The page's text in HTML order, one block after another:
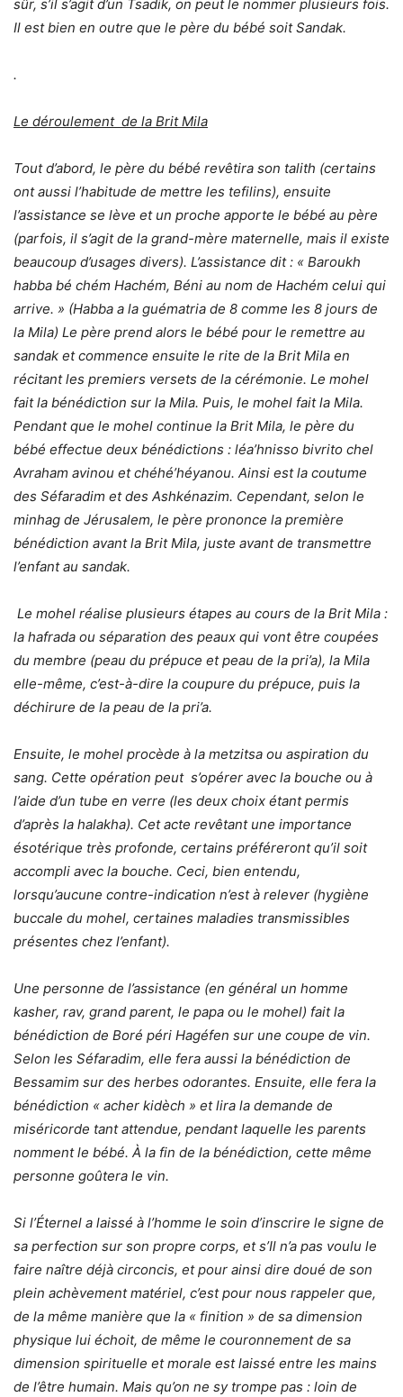
sûr, s’il s’agit d’un Tsadik, on peut le nommer plusieurs fois.
Il est bien en outre que le père du bébé soit Sandak.
.
Le déroulement de la Brit Mila
Tout d’abord, le père du bébé revêtira son talith (certains
ont aussi l’habitude de mettre les tefilins), ensuite
l’assistance se lève et un proche apporte le bébé au père
(parfois, il s’agit de la grand-mère maternelle, mais il existe
beaucoup d’usages divers). L’assistance dit : « Baroukh
habba bé chém Hachém, Béni au nom de Hachém celui qui
arrive. » (Habba a la guématria de 8 comme les 8 jours de
la Mila) Le père prend alors le bébé pour le remettre au
sandak et commence ensuite le rite de la Brit Mila en
récitant les premiers versets de la cérémonie. Le mohel
fait la bénédiction sur la Mila. Puis, le mohel fait la Mila.
Pendant que le mohel continue la Brit Mila, le père du
bébé effectue deux bénédictions : léa’hnisso bivrito chel
Avraham avinou et chéhé’héyanou. Ainsi est la coutume
des Séfaradim et des Ashkénazim. Cependant, selon le
minhag de Jérusalem, le père prononce la première
bénédiction avant la Brit Mila, juste avant de transmettre
l’enfant au sandak.
Le mohel réalise plusieurs étapes au cours de la Brit Mila :
la hafrada ou séparation des peaux qui vont être coupées
du membre (peau du prépuce et peau de la pri’a), la Mila
elle-même, c’est-à-dire la coupure du prépuce, puis la
déchirure de la peau de la pri’a.
Ensuite, le mohel procède à la metzitsa ou aspiration du
sang. Cette opération peut s’opérer avec la bouche ou à
l’aide d’un tube en verre (les deux choix étant permis
d’après la halakha). Cet acte revêtant une importance
ésotérique très profonde, certains préféreront qu’il soit
accompli avec la bouche. Ceci, bien entendu,
lorsqu’aucune contre-indication n’est à relever (hygiène
buccale du mohel, certaines maladies transmissibles
présentes chez l’enfant).
Une personne de l’assistance (en général un homme
kasher, rav, grand parent, le papa ou le mohel) fait la
bénédiction de Boré péri Hagéfen sur une coupe de vin.
Selon les Séfaradim, elle fera aussi la bénédiction de
Bessamim sur des herbes odorantes. Ensuite, elle fera la
bénédiction « acher kidèch » et lira la demande de
miséricorde tant attendue, pendant laquelle les parents
nomment le bébé. À la fin de la bénédiction, cette même
personne goûtera le vin.
Si l’Éternel a laissé à l’homme le soin d’inscrire le signe de
sa perfection sur son propre corps, et s’Il n’a pas voulu le
faire naître déjà circoncis, et pour ainsi dire doué de son
plein achèvement matériel, c’est pour nous rappeler que,
de la même manière que la « finition » de sa dimension
physique lui échoit, de même le couronnement de sa
dimension spirituelle et morale est laissé entre les mains
de l’être humain. Mais qu’on ne sy trompe pas : loin de